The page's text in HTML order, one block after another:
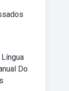
Do